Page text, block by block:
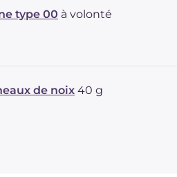
type 00 à volonté
de noix 40 g